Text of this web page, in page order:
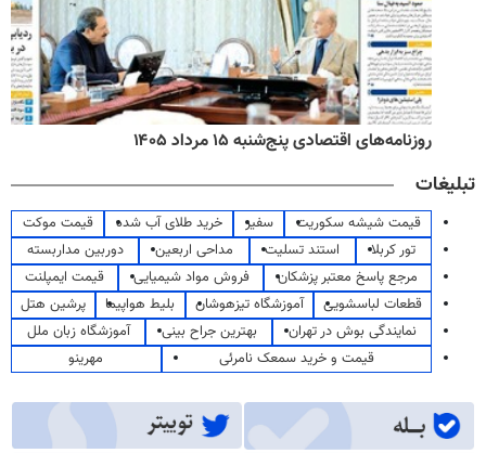
روزنامه‌های اقتصادی پنج‌شنبه ۱۵ مرداد ۱۴۰۵
تبلیغات
قیمت شیشه سکوریت سفیر خرید طلای آب شده
قیمت موکت
تور کربلا
استند تسلیت مداحی اربعین
دوربین مداربسته
مرجع پاسخ معتبر پزشکان
فروش مواد شیمیایی
قیمت ایمپلنت
قطعات لباسشویی
آموزشگاه تیزهوشان بلیط هواپیما
پرشین هتل
نمایندگی بوش در تهران
بهترین جراح بینی
آموزشگاه زبان ملل
قیمت و خرید سمعک نامرئی
مهرینو